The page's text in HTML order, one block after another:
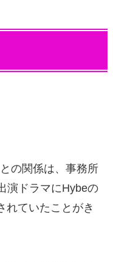
の関係は、事務所
演ドラマにHybeの
れていたことがき